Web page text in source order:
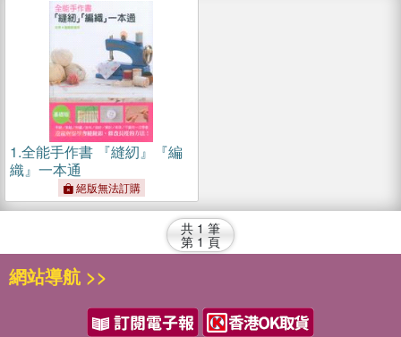
1.全能手作書 『縫紉』『編
織』一本通
絕版無法訂購
共 1 筆
第 1 頁
網站導航 >>